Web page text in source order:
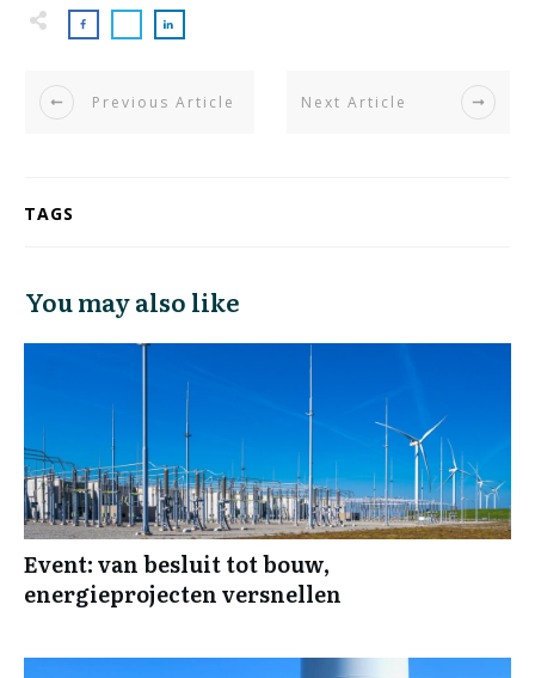
Previous Article Next Article
TAGS
You may also like
Event: van besluit tot bouw,
energieprojecten versnellen